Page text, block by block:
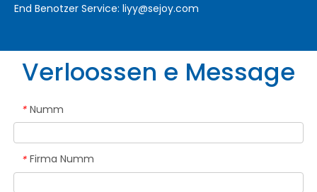
End Benotzer Service: liyy@sejoy.com
Verloossen e Message
* Numm
* Firma Numm